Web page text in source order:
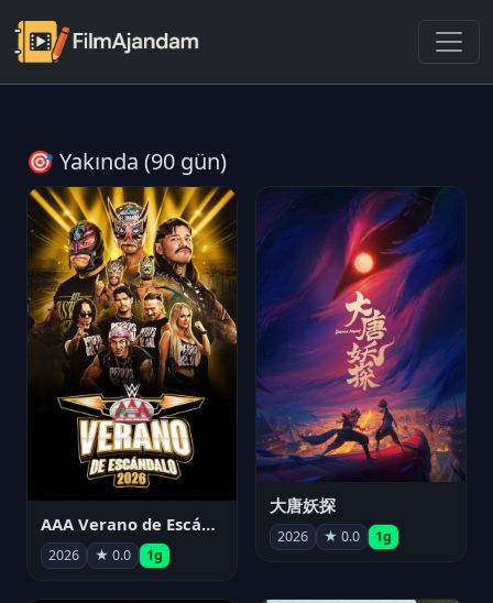
🎯 Yakında (90 gün)
AAA Verano de Escándalo 2026 - Week 3
2026 ★ 0.0 1g
大唐妖探
2026 ★ 0.0 1g